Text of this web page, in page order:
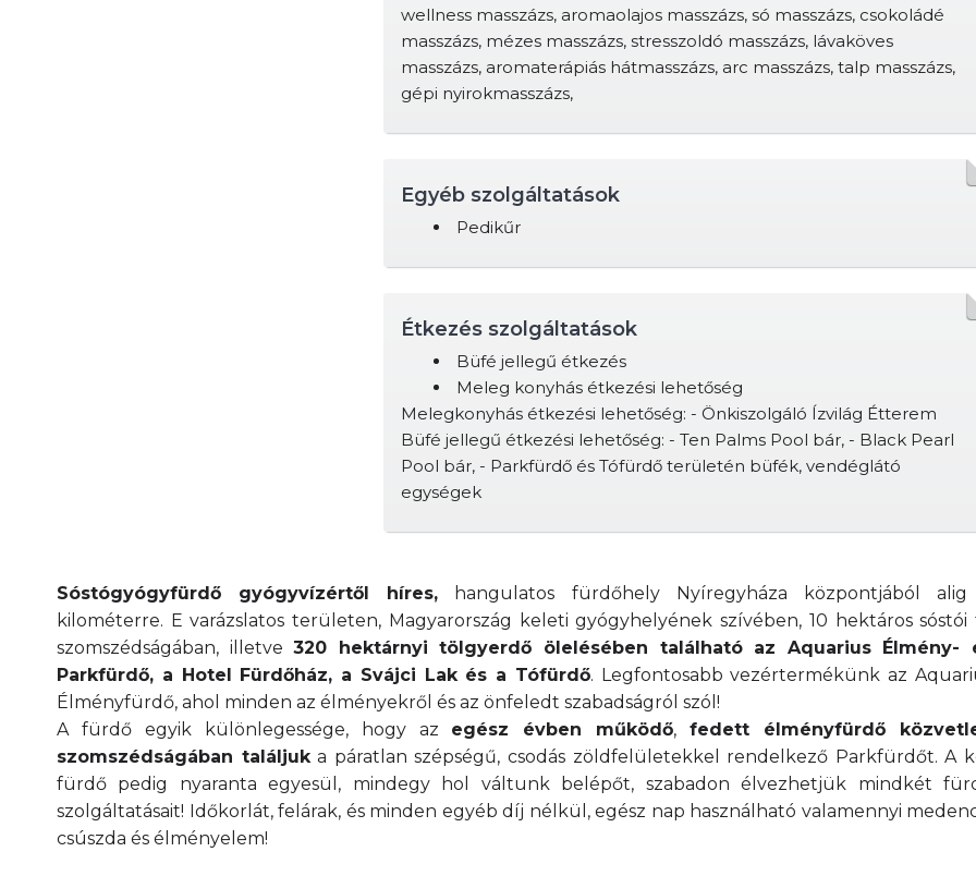
wellness masszázs, aromaolajos masszázs, só masszázs, csokoládé
masszázs, mézes masszázs, stresszoldó masszázs, lávaköves
masszázs, aromaterápiás hátmasszázs, arc masszázs, talp masszázs,
gépi nyirokmasszázs,
Egyéb szolgáltatások
Pedikűr
Étkezés szolgáltatások
Büfé jellegű étkezés
Meleg konyhás étkezési lehetőség
Melegkonyhás étkezési lehetőség: - Önkiszolgáló Ízvilág Étterem
Büfé jellegű étkezési lehetőség: - Ten Palms Pool bár, - Black Pearl
Pool bár, - Parkfürdő és Tófürdő területén büfék, vendéglátó
egységek
Sóstógyógyfürdő gyógyvízértől híres, hangulatos fürdőhely Nyíregyháza központjából
kilométerre. E varázslatos területen, Magyarország keleti gyógyhelyének szívében, 10 hektáros sóstói
szomszédságában, illetve320 hektárnyi tölgyerdő ölelésében található az Aquarius Élmény-
Parkfürdő, a Hotel Fürdőház, a Svájci Lak és a Tófürdő. Legfontosabb vezértermékünk az
Élményfürdő, ahol minden az élményekről és az önfeledt szabadságról szól!
A fürdő egyik különlegessége, hogy az egész évben működő,fedett élményfürdő
szomszédságában találjuka páratlan szépségű, csodás zöldfelületekkel rendelkező Parkfürdőt. A
fürdő pedig nyaranta egyesül, mindegy hol váltunk belépőt, szabadon élvezhetjük mindkét
szolgáltatásait! Időkorlát, felárak, és minden egyéb díj nélkül, egész nap használható valamennyi
csúszda és élményelem!